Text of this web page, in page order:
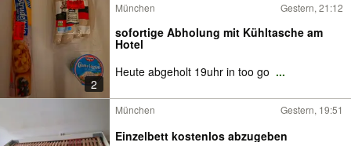
2
München Gestern, 21:12
sofortige Abholung mit Kühltasche am
Hotel
Heute abgeholt 19uhr in too go ...
München Gestern, 19:51
Einzelbett kostenlos abzugeben